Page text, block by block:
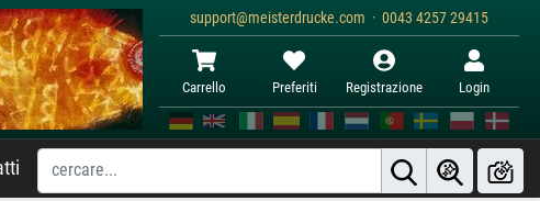
support@meisterdrucke.com · 0043 4257 29415
Carrello Preferiti Registrazione Login